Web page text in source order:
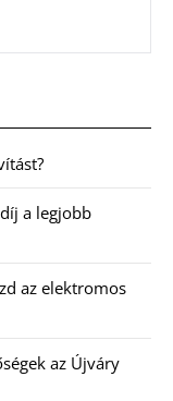
a legjobb
az elektromos
az Újváry